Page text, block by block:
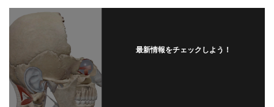
最新情報をチェックしよう！